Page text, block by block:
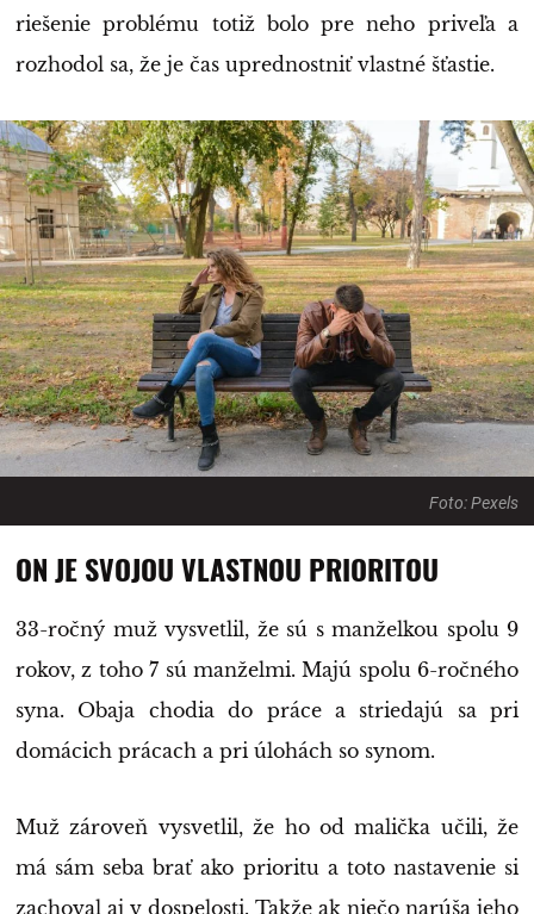
riešenie problému totiž bolo pre neho priveľa a
rozhodol sa, že je čas uprednostniť vlastné šťastie.
Foto: Pexels
ON JE SVOJOU VLASTNOU PRIORITOU
33-ročný muž vysvetlil, že sú s manželkou spolu 9
rokov, z toho 7 sú manželmi. Majú spolu 6-ročného
syna. Obaja chodia do práce a striedajú sa pri
domácich prácach a pri úlohách so synom.
Muž zároveň vysvetlil, že ho od malička učili, že
má sám seba brať ako prioritu a toto nastavenie si
zachoval aj v dospelosti. Takže ak niečo narúša jeho